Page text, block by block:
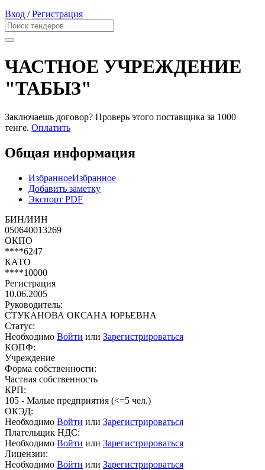
Вход /Регистрация
ЧАСТНОЕ УЧРЕЖДЕНИЕ
"ТАБЫЗ"
Заключаешь договор? Проверь этого поставщика за 1000
тенге. Оплатить
Общая информация
ИзбранноеИзбранное
Добавить заметку
Экспорт PDF
БИН/ИИН
050640013269
ОКПО
****6247
КАТО
****10000
Регистрация
10.06.2005
Руководитель:
СТУКАНОВА ОКСАНА ЮРЬЕВНА
Статус:
Необходимо Войти или Зарегистрироваться
КОПФ:
Учреждение
Форма собственности:
Частная собственность
КРП:
105 - Малые предприятия (<=5 чел.)
ОКЭД:
Необходимо Войти или Зарегистрироваться
Плательщик НДС:
Необходимо Войти или Зарегистрироваться
Лицензии:
Необходимо Войти или Зарегистрироваться